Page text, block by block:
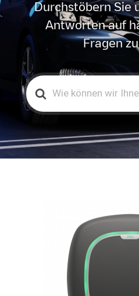
Durchstöbern Sie
Antworten auf
Fragen
Search
For